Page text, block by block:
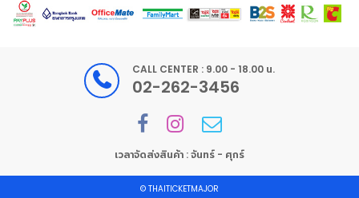
CALL CENTER : 9.00 - 18.00 น.
02-262-3456
เวลาจัดส่งสินค้า : จันทร์ - ศุกร์
© THAITICKETMAJOR